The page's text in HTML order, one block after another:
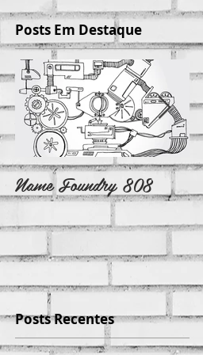
Posts Em Destaque
Name Foundry 808
Posts Recentes